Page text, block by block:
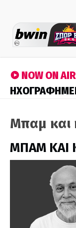
NOW ON AIR
Μπαμ
ΜΠΑΜ ΚΑΙ